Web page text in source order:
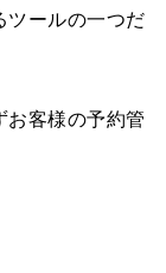
ツールの一つだ
お客様の予約管